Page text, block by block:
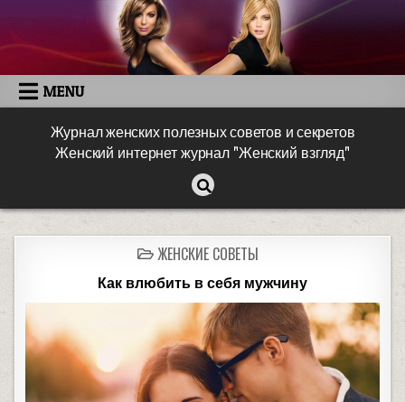
MENU
Журнал женских полезных советов и секретов
Женский интернет журнал "Женский взгляд"
ЖЕНСКИЕ СОВЕТЫ
Как влюбить в себя мужчину